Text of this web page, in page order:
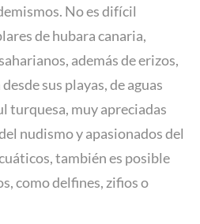
No es difícil
de hubara canaria,
además de erizos,
sus playas, de aguas
turquesa, muy apreciadas
nudismo y apasionados del
también es posible
como delfines, zifios o